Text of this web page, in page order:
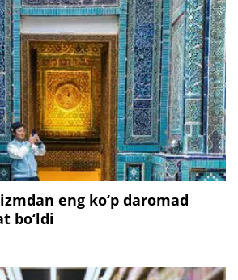
eng ko‘p daromad
bo‘ldi